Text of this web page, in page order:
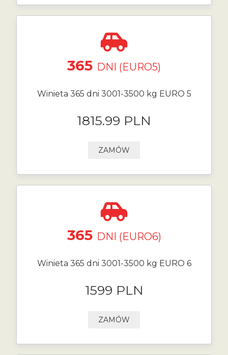
365 DNI (EURO5)
Winieta 365 dni 3001-3500 kg EURO 5
1815.99 PLN
ZAMÓW
365 DNI (EURO6)
Winieta 365 dni 3001-3500 kg EURO 6
1599 PLN
ZAMÓW